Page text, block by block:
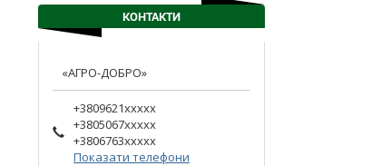
КОНТАКТИ
«АГРО-ДОБРО»
+3809621xxxxx
+3805067xxxxx
+3806763xxxxx
Показати телефони